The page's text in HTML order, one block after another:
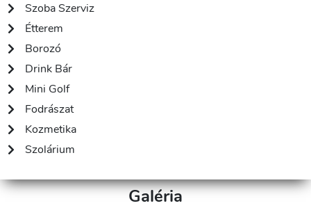
Szoba Szerviz
Étterem
Borozó
Drink Bár
Mini Golf
Fodrászat
Kozmetika
Szolárium
Galéria